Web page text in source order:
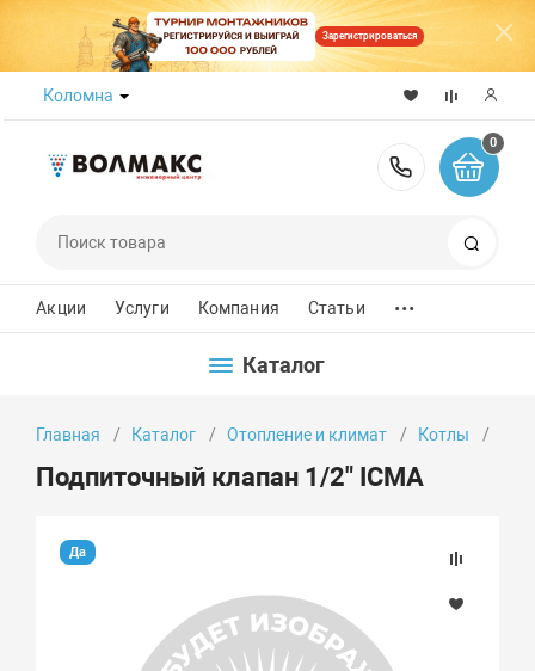
Зарегистрироваться
Коломна
8 (800)
0
Акции Услуги Компания Статьи ...
Каталог
Главная Каталог Отопление и климат Котлы
Подпиточный клапан 1/2" ICMA
Да